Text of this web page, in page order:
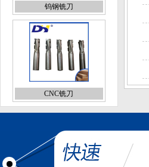
CNC铣刀
合金立铣刀